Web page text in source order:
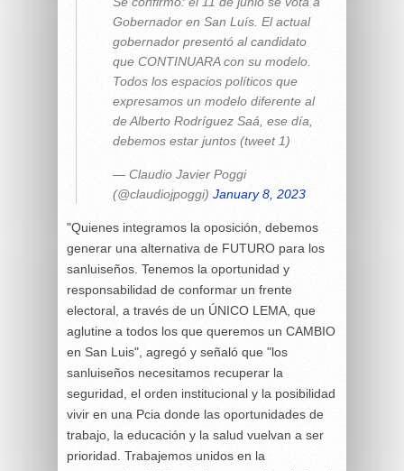
Gobernador en San Luís. El actual
gobernador presentó al candidato
que CONTINUARA con su modelo.
Todos los espacios políticos que
expresamos un modelo diferente al
de Alberto Rodríguez Saá, ese día,
debemos estar juntos (tweet 1)
— Claudio Javier Poggi
(@claudiojpoggi) January 8, 2023
"Quienes integramos la oposición, debemos
generar una alternativa de FUTURO para los
sanluiseños. Tenemos la oportunidad y
responsabilidad de conformar un frente
electoral, a través de un ÚNICO LEMA, que
aglutine a todos los que queremos un CAMBIO
en San Luis", agregó y señaló que "los
sanluiseños necesitamos recuperar la
seguridad, el orden institucional y la posibilidad
vivir en una Pcia donde las oportunidades de
trabajo, la educación y la salud vuelvan a ser
prioridad. Trabajemos unidos en la